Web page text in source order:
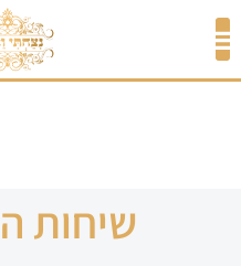
שיחות